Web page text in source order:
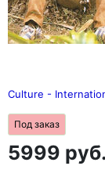
Culture -
Под заказ
5999 руб.